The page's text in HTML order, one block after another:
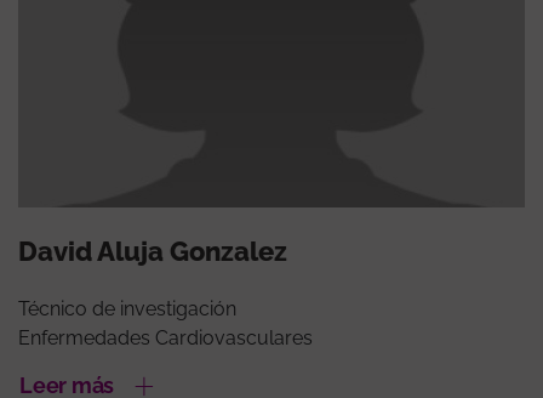
David Aluja Gonzalez
Técnico de investigación
Enfermedades Cardiovasculares
Leer más